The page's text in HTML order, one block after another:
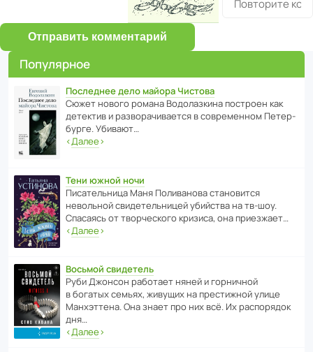
Отправить комментарий
Популярное
Последнее дело майора Чистова
Сюжет нового романа Водо­ла­з­кина пост­роен как
дете­ктив и разво­ра­чи­ва­ется в совре­менном Пете­р­
бурге. Убивают…
‹Далее›
Тени южной ночи
Писа­тель­ница Маня Поли­ва­нова стано­вится
невольной свиде­тель­ницей убийства на тв-шоу.
Спасаясь от твор­че­с­кого кризиса, она приезжает…
‹Далее›
Восьмой свидетель
Руби Джонсон рабо­тает няней и горни­чной
в богатых семьях, живущих на прес­ти­жной улице
Манх­эт­тена. Она знает про них всё. Их распо­рядок
дня…
‹Далее›